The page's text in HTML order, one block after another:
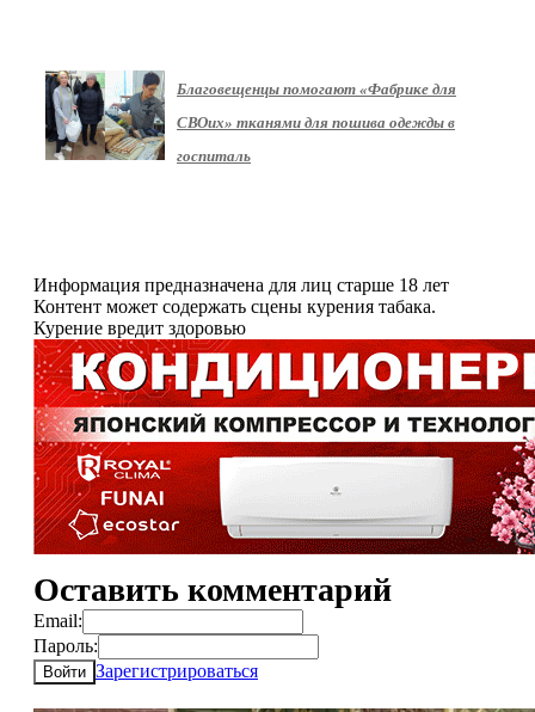
Благовещенцы помогают «Фабрике для
СВОих» тканями для пошива одежды в
госпиталь
Информация предназначена для лиц старше 18 лет
Контент может содержать сцены курения табака.
Курение вредит здоровью
Оставить комментарий
Email:
Пароль:
Войти Зарегистрироваться